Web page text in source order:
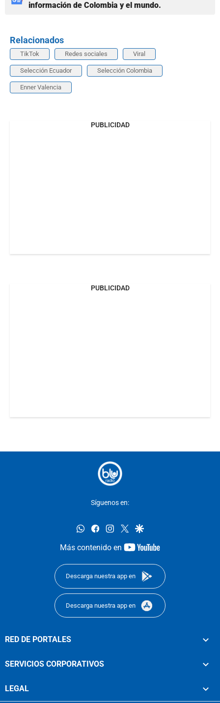
información de Colombia y el mundo.
Relacionados
TikTok Redes sociales Viral
Selección Ecuador Selección Colombia
Enner Valencia
PUBLICIDAD
PUBLICIDAD
Síguenos en:
whatsappfacebookinstagram
twittergoogle
Más contenido en
youtube-
Descarga nuestra app en
Descarga nuestra app en
RED DE PORTALES
SERVICIOS CORPORATIVOS
LEGAL